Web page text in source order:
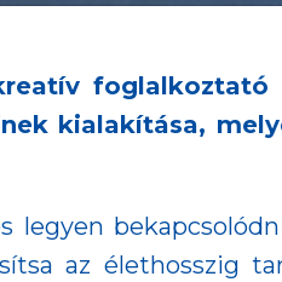
foglalkoztató
kialakítása,
legyen
az élethosszig